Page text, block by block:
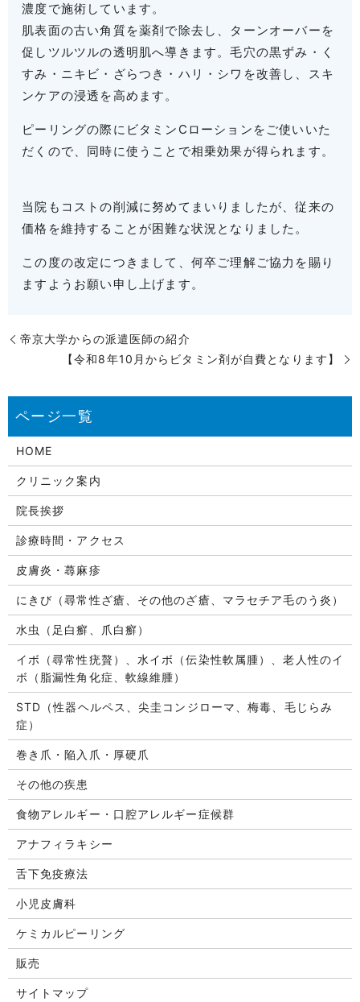
濃度で施術しています。
肌表面の古い角質を薬剤で除去し、ターンオーバーを
促しツルツルの透明肌へ導きます。毛穴の黒ずみ・く
すみ・ニキビ・ざらつき・ハリ・シワを改善し、スキ
ンケアの浸透を高めます。
ピーリングの際にビタミンCローションをご使いいた
だくので、同時に使うことで相乗効果が得られます。
当院もコストの削減に努めてまいりましたが、従来の
価格を維持することが困難な状況となりました。
この度の改定につきまして、何卒ご理解ご協力を賜り
ますようお願い申し上げます。
帝京大学からの派遣医師の紹介
【令和8年10月からビタミン剤が自費となります】
HOME
クリニック案内
院長挨拶
診療時間・アクセス
皮膚炎・蕁麻疹
にきび（尋常性ざ瘡、その他のざ瘡、マラセチア毛のう炎）
水虫（足白癬、爪白癬）
イボ（尋常性疣贅）、水イボ（伝染性軟属腫）、老人性のイ
ボ（脂漏性角化症、軟線維腫）
STD（性器ヘルペス、尖圭コンジローマ、梅毒、毛じらみ
症）
巻き爪・陥入爪・厚硬爪
その他の疾患
食物アレルギー・口腔アレルギー症候群
アナフィラキシー
舌下免疫療法
小児皮膚科
ケミカルピーリング
販売
サイトマップ